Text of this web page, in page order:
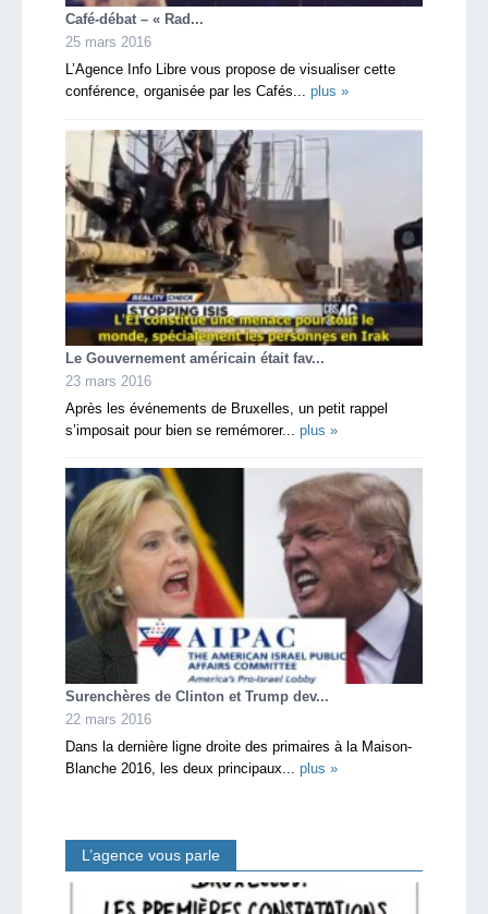
Café-débat – « Rad...
25 mars 2016
L’Agence Info Libre vous propose de visualiser cette
conférence, organisée par les Cafés... plus »
Le Gouvernement américain était fav...
23 mars 2016
Après les événements de Bruxelles, un petit rappel
s’imposait pour bien se remémorer... plus »
Surenchères de Clinton et Trump dev...
22 mars 2016
Dans la dernière ligne droite des primaires à la Maison-
Blanche 2016, les deux principaux... plus »
L’agence vous parle